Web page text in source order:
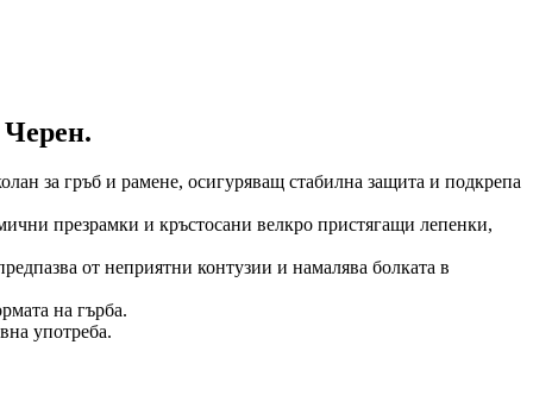
за гръб и рамене, осигуряващ стабилна защита и подкрепа
презрамки и кръстосани велкро пристягащи лепенки,
от неприятни контузии и намалява болката в
на гърба.
употреба.